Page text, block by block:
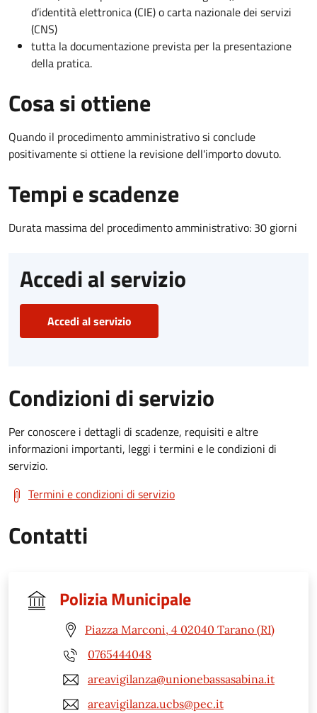
d’identità elettronica (CIE) o carta nazionale dei servizi
(CNS)
tutta la documentazione prevista per la presentazione
della pratica.
Cosa si ottiene
Quando il procedimento amministrativo si conclude
positivamente si ottiene la revisione dell'importo dovuto.
Tempi e scadenze
Durata massima del procedimento amministrativo: 30 giorni
Accedi al servizio
Accedi al servizio
Condizioni di servizio
Per conoscere i dettagli di scadenze, requisiti e altre
informazioni importanti, leggi i termini e le condizioni di
servizio.
Termini e condizioni di servizio
Contatti
Polizia Municipale
Piazza Marconi, 4 02040 Tarano (RI)
0765444048
areavigilanza@unionebassasabina.it
areavigilanza.ucbs@pec.it